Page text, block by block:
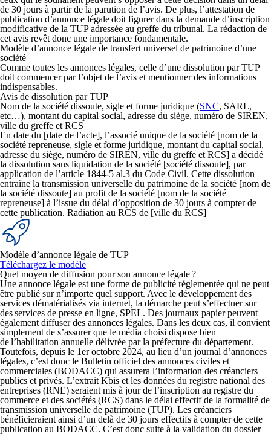
de 30 jours à partir de la parution de l’avis. De plus, l’attestation de
publication d’annonce légaledoit figurer dans la demande d’inscription
modificative de la TUP adressée au greffe du tribunal. La rédaction de
cet avis revêt donc une importance fondamentale.
Modèle d’annonce légale de transfert universel de patrimoine d’une
société
Comme toutes les annonces légales, celle d’une dissolution par TUP
doit commencer par l’objet de l’avis et mentionner des informations
indispensables.
Avis de dissolution par TUP
Nom de la société dissoute, sigle et forme juridique (SNC, SARL,
etc…), montant du capital social, adresse du siège, numéro de SIREN,
ville du greffe et RCS
En date du [date de l’acte], l’associé unique de la société [nom de la
société repreneuse, sigle et forme juridique, montant du capital social,
adresse du siège, numéro de SIREN, ville du greffe et RCS] a décidé
la dissolution sans liquidation de la société [société dissoute], par
application de l’article 1844-5 al.3 du Code Civil. Cette dissolution
entraîne la transmission universelle du patrimoine de la société [nom de
la société dissoute] au profit de la société [nom de la société
repreneuse] à l’issue du délai d’opposition de 30 jours à compter de
cette publication. Radiation au RCS de [ville du RCS]
Modèle d’annonce légale de TUP
Téléchargez le modèle
Quel moyen de diffusion pour son annonce légale ?
Une annonce légale est une forme de publicité réglementée qui ne peut
être publié sur n’importe quel support. Avec le développement des
services dématérialisés via internet, la démarche peut s’effectuer sur
desservices de presse en ligne, SPEL. Des journaux papier peuvent
également diffuser des annonces légales. Dans les deux cas, il convient
simplement de s’assurer que le média choisi dispose bien
del’habilitation annuelle délivrée par la préfecture du département.
Toutefois, depuis le 1er octobre 2024, au lieu d’un journal d’annonces
légales, c’est donc le Bulletin officiel des annonces civiles et
commerciales (BODACC) qui assurera l’information des créanciers
publics et privés. L’extrait Kbis et les données du registre national des
entreprises (RNE) seraient mis à jour de l’inscription au registre du
commerce et des sociétés (RCS) dans le délai effectif de la formalité de
transmission universelle de patrimoine (TUP). Les créanciers
bénéficieraient ainsi d’un delà de 30 jours effectifs à compter de cette
publication au BODACC. C’est donc suite à la validation du dossier